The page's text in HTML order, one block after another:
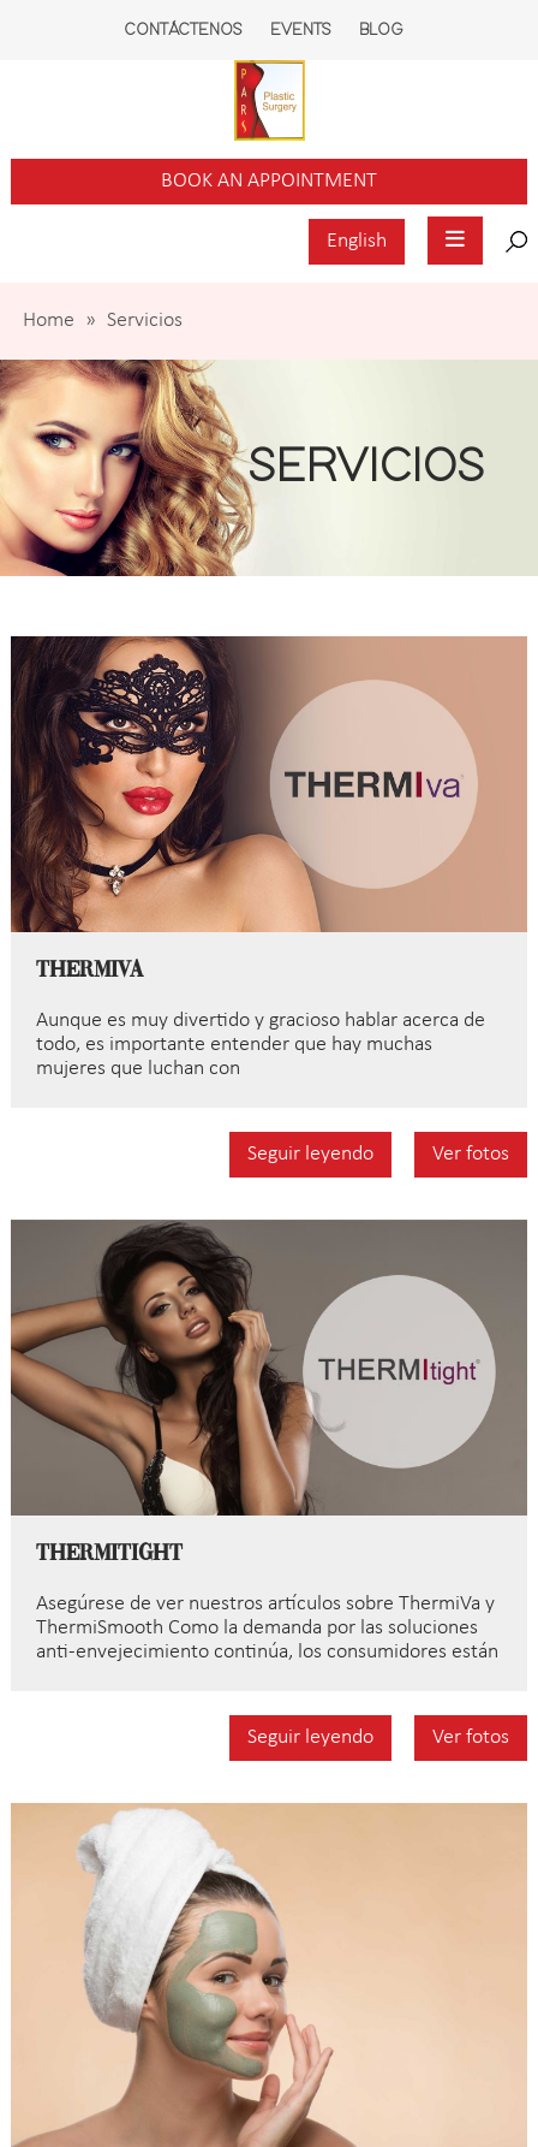
CONTÁCTENOS EVENTS BLOG
BOOK AN APPOINTMENT
English
Home » Servicios
SERVICIOS
ThermiVa
Aunque es muy divertido y gracioso hablar acerca de
todo, es importante entender que hay muchas
mujeres que luchan con
Seguir leyendo Ver fotos
ThermiTight
Asegúrese de ver nuestros artículos sobre ThermiVa y
ThermiSmooth Como la demanda por las soluciones
anti-envejecimiento continúa, los consumidores están
Seguir leyendo Ver fotos